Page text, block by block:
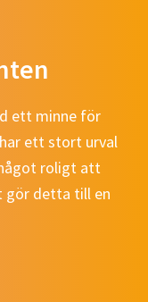
ett minne för
ett stort urval
roligt att
gör detta till en